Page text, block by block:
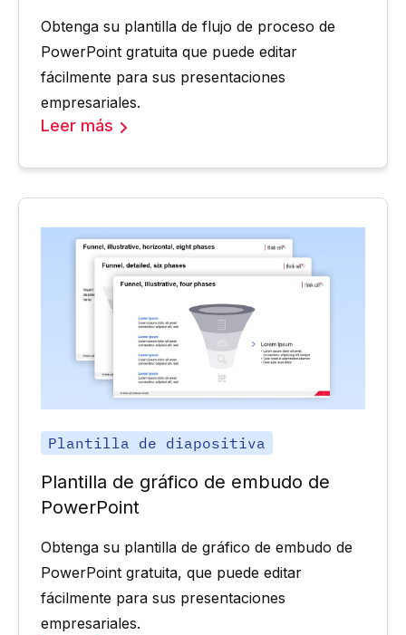
Obtenga su plantilla de flujo de proceso de
PowerPoint gratuita que puede editar
fácilmente para sus presentaciones
empresariales.
Leer más
Plantilla de diapositiva
Plantilla de gráfico de embudo de
PowerPoint
Obtenga su plantilla de gráfico de embudo de
PowerPoint gratuita, que puede editar
fácilmente para sus presentaciones
empresariales.